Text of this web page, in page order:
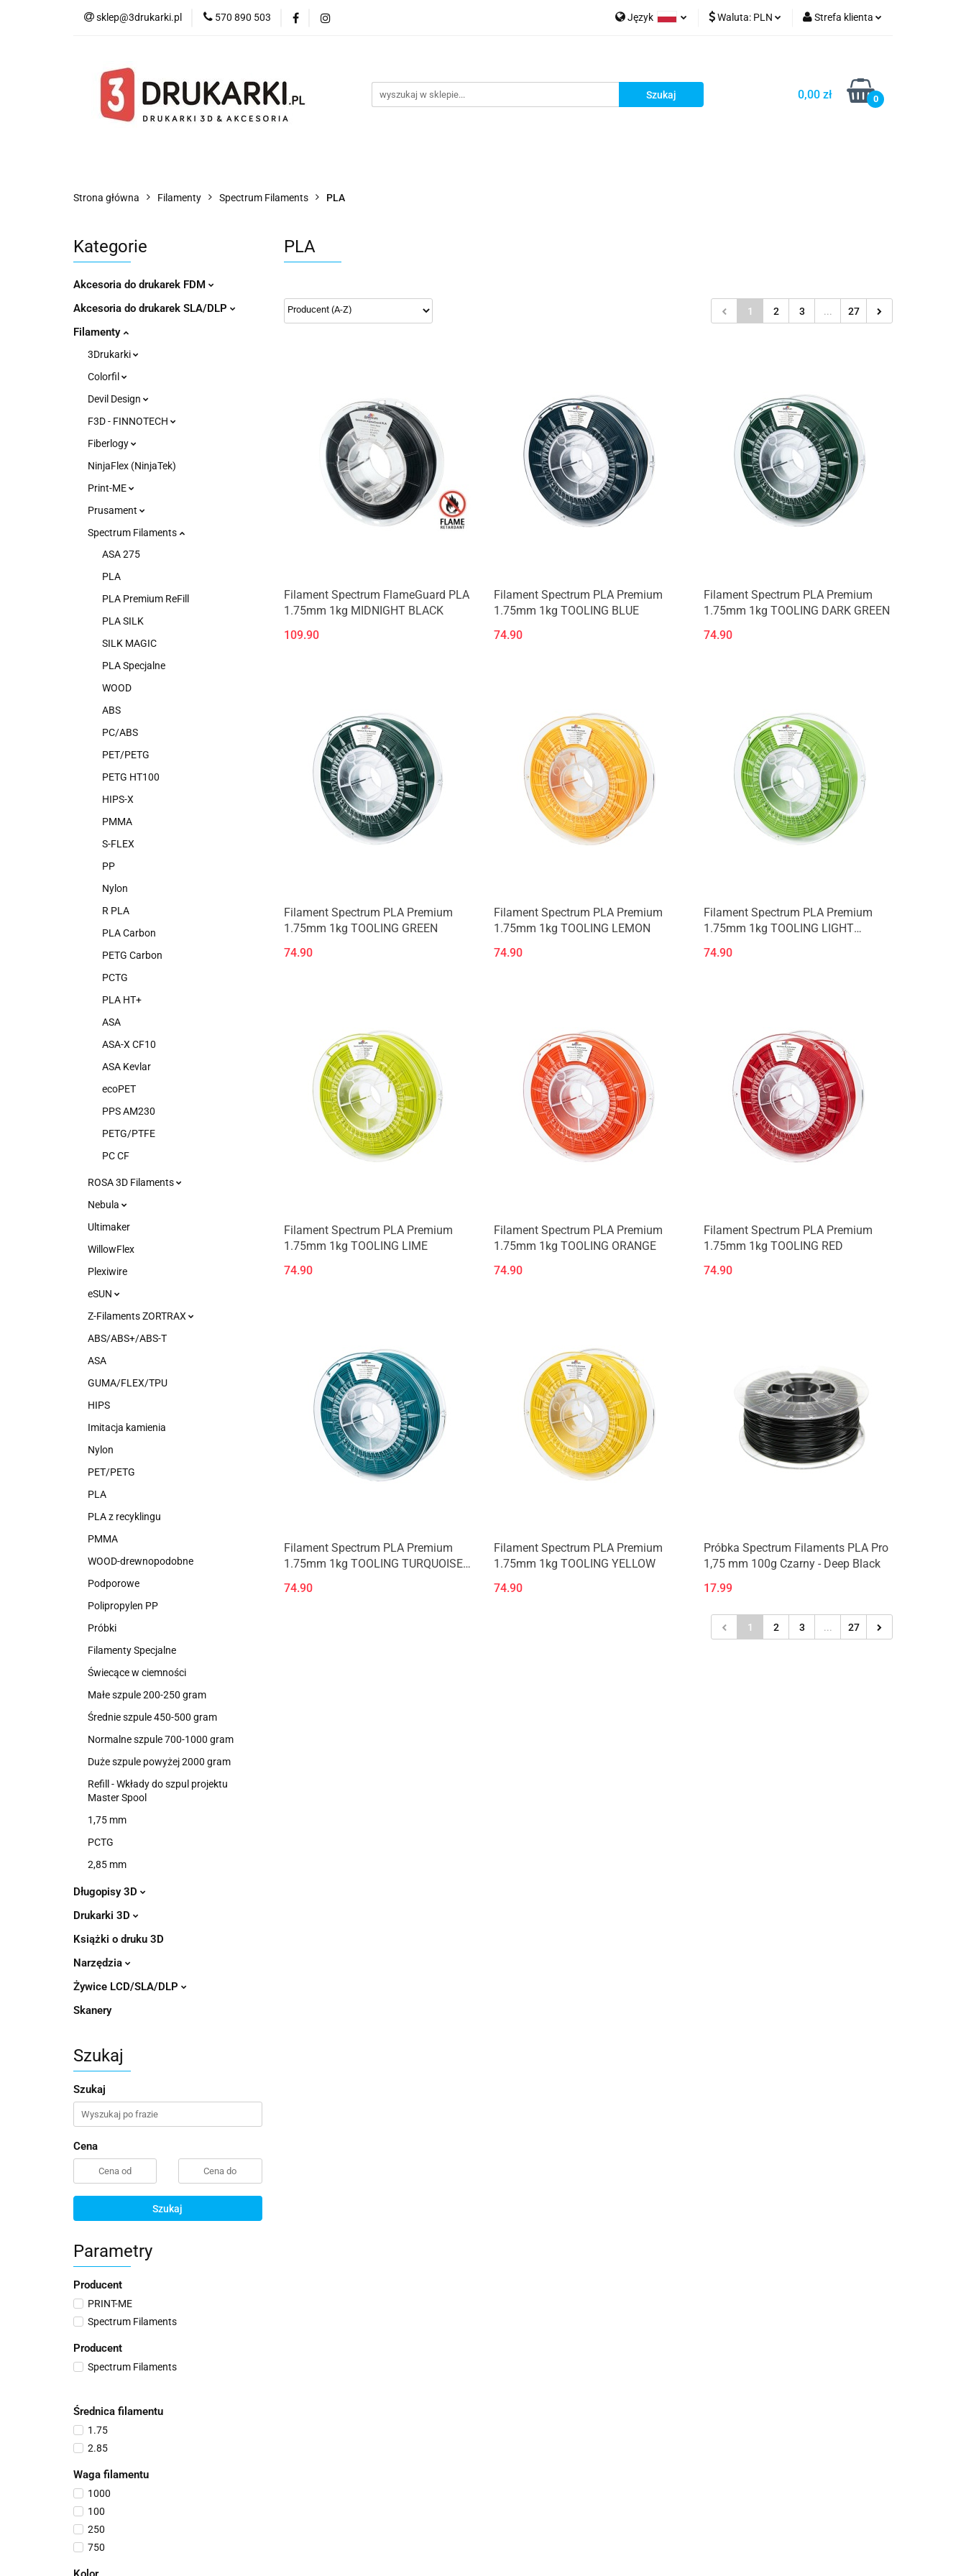
sklep@3drukarki.pl 570 890 503 Język
German
Waluta: PLN Strefa klienta
Zarejestruj się
Dodaj zgłoszenie
0,00 zł 0
Blog Bestsellery Zamów wydruk
Strona główna Filamenty Spectrum Filaments PLA
Kategorie
Akcesoria do drukarek FDM
Akcesoria do drukarek SLA/DLP
Filamenty
3Drukarki
Colorfil
Devil Design
F3D - FINNOTECH
Fiberlogy
NinjaFlex (NinjaTek)
Print-ME
Prusament
Spectrum Filaments
ASA 275
PLA
PLA Premium ReFill
PLA SILK
SILK MAGIC
PLA Specjalne
WOOD
ABS
PC/ABS
PET/PETG
PETG HT100
HIPS-X
PMMA
S-FLEX
PP
Nylon
R PLA
PLA Carbon
PETG Carbon
PCTG
PLA HT+
ASA
ASA-X CF10
ASA Kevlar
ecoPET
PPS AM230
PETG/PTFE
PC CF
ROSA 3D Filaments
Nebula
Ultimaker
WillowFlex
Plexiwire
eSUN
Z-Filaments ZORTRAX
ABS/ABS+/ABS-T
ASA
GUMA/FLEX/TPU
HIPS
Imitacja kamienia
Nylon
PET/PETG
PLA
PLA z recyklingu
PMMA
WOOD-drewnopodobne
Podporowe
Polipropylen PP
Próbki
Filamenty Specjalne
Świecące w ciemności
Małe szpule 200-250 gram
Średnie szpule 450-500 gram
Normalne szpule 700-1000 gram
Duże szpule powyżej 2000 gram
Refill - Wkłady do szpul projektu
Master Spool
1,75 mm
PCTG
2,85 mm
Długopisy 3D
Drukarki 3D
Książki o druku 3D
Narzędzia
Żywice LCD/SLA/DLP
Skanery
Szukaj
Szukaj
Cena
Szukaj
Parametry
Producent
PRINT-ME
Spectrum Filaments
Producent
Spectrum Filaments
Średnica filamentu
1.75
2.85
Waga filamentu
1000
100
250
750
PLA
1 2 3 ... 27
Filament Spectrum FlameGuard PLA
1.75mm 1kg MIDNIGHT BLACK
109.90
Produkt niedostępny
Filament Spectrum PLA Premium
1.75mm 1kg TOOLING BLUE
74.90
Filament Spectrum PLA Premium
1.75mm 1kg TOOLING DARK GREEN
74.90
Filament Spectrum PLA Premium
1.75mm 1kg TOOLING GREEN
74.90
Filament Spectrum PLA Premium
1.75mm 1kg TOOLING LEMON
74.90
Produkt niedostępny
Filament Spectrum PLA Premium
1.75mm 1kg TOOLING LIGHT
74.90
Filament Spectrum PLA Premium
1.75mm 1kg TOOLING LIME
74.90
Filament Spectrum PLA Premium
1.75mm 1kg TOOLING ORANGE
74.90
Filament Spectrum PLA Premium
1.75mm 1kg TOOLING RED
74.90
Produkt niedostępny
Filament Spectrum PLA Premium
1.75mm 1kg TOOLING TURQUOISE-
74.90
Produkt niedostępny
Filament Spectrum PLA Premium
1.75mm 1kg TOOLING YELLOW
74.90
Produkt niedostępny
Próbka Spectrum Filaments PLA Pro
1,75 mm 100g Czarny - Deep Black
17.99
1 2 3 ... 27